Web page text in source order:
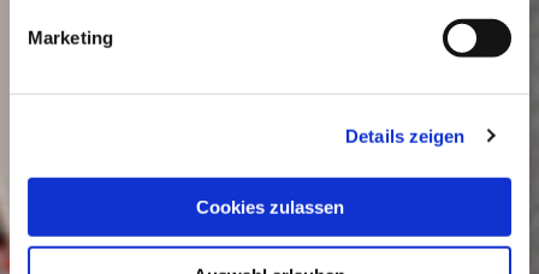
Marketing
Details zeigen
Cookies zulassen